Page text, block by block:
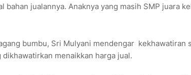
bahan jualannya. Anaknya yang masih SMP juara
bumbu, Sri Mulyani mendengar kekhawatiran
menaikkan harga jual.